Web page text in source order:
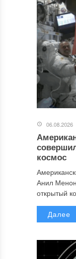
06.08.2026
космос
Анил
открытый
Далее